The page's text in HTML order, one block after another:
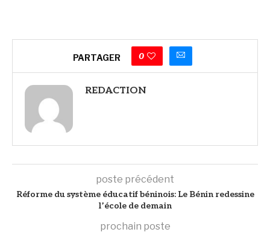
PARTAGER 0
REDACTION
poste précédent
Réforme du système éducatif béninois: Le Bénin redessine
l’école de demain
prochain poste